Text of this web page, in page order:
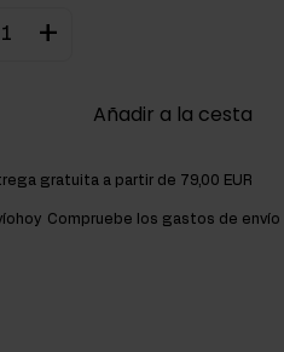
+
Añadir a la cesta
gratuita a partir de 79,00 EUR
Compruebe los gastos de envío